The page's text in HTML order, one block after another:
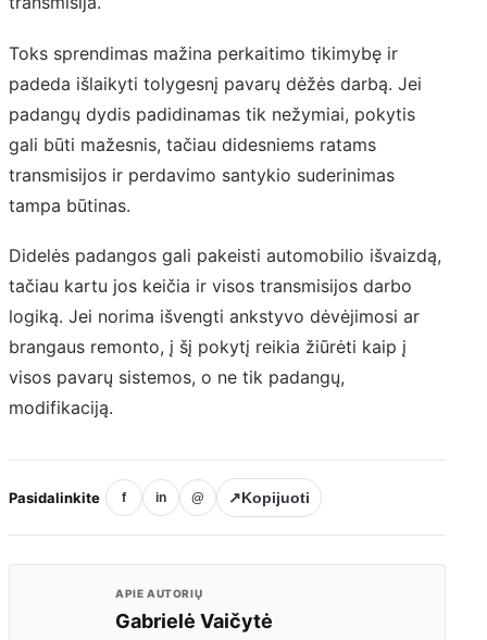
Toks sprendimas mažina perkaitimo tikimybę ir
padeda išlaikyti tolygesnį pavarų dėžės darbą. Jei
padangų dydis padidinamas tik nežymiai, pokytis
gali būti mažesnis, tačiau didesniems ratams
transmisijos ir perdavimo santykio suderinimas
tampa būtinas.
Didelės padangos gali pakeisti automobilio išvaizdą,
tačiau kartu jos keičia ir visos transmisijos darbo
logiką. Jei norima išvengti ankstyvo dėvėjimosi ar
brangaus remonto, į šį pokytį reikia žiūrėti kaip į
visos pavarų sistemos, o ne tik padangų,
modifikaciją.
Pasidalinkite f in @ ↗Kopijuoti
APIE AUTORIŲ
Gabrielė Vaičytė